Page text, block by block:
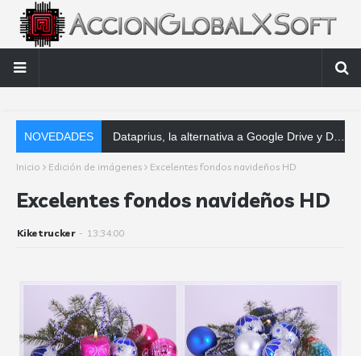
NOVEDADES Dataprius, la alternativa a Google Drive y Dropbox que las empresas deberían conocer
Inicio Edición de imágenes Excelentes fondos navideños HD
Excelentes fondos navideños HD
Kiketrucker - 13:34:00